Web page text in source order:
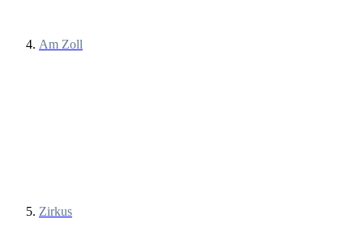
Am Zoll
Zirkus